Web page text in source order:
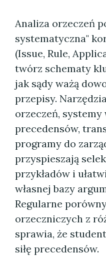
Analiza orzeczeń
systematyczna"
(Issue, Rule,
twórz schematy
jak sądy ważą
przepisy.
orzeczeń,
precedensów,
programy do
przyspieszają
przykładów i
własnej bazy
Regularne
orzeczniczych z
sprawia, że
siłę precedensów.